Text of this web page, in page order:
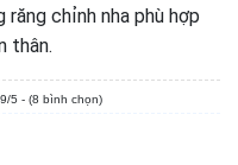
chỉnh nha phù hợp
thân.
5 - (8 bình chọn)